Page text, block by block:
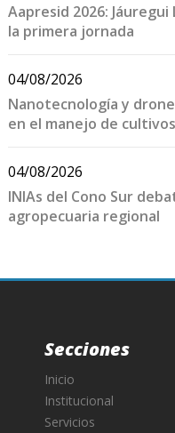
Aapresid 2026:
la primera jornada
04/08/2026
Nanotecnología y
en el manejo de cultivos
04/08/2026
INIAs del Cono Sur
agropecuaria regional
Secciones
Inicio
Institucional
Servicios